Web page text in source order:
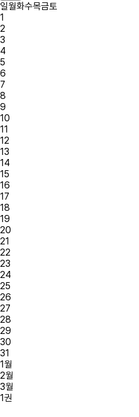
일월화수목금토
1
2
3
4
5
6
7
8
9
10
11
12
13
14
15
16
17
18
19
20
21
22
23
24
25
26
27
28
29
30
31
1 월
2월
3월
1권